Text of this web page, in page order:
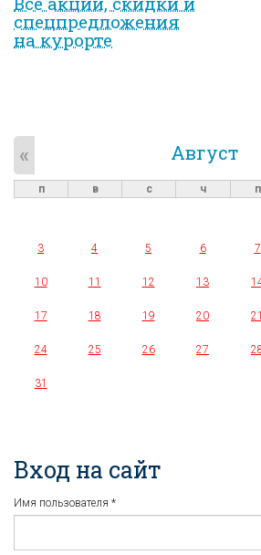
спец­предложе­ния
на курорте
Август
«
п в с ч п
3 4 5 6 7
10 11 12 13
17 18 19 20 21
24 25 26 27
31
Вход на сайт
Имя пользователя *